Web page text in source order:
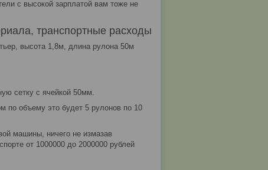
с высокой зарплатой вам тоже не
транспортные расходы
высота 1,8м, длина рулона 50м
сетку с ячейкой 50мм.
по объему это будет 5 рулонов по 10
машины, ничего не измазав
от 1000000 до 2000000 рублей